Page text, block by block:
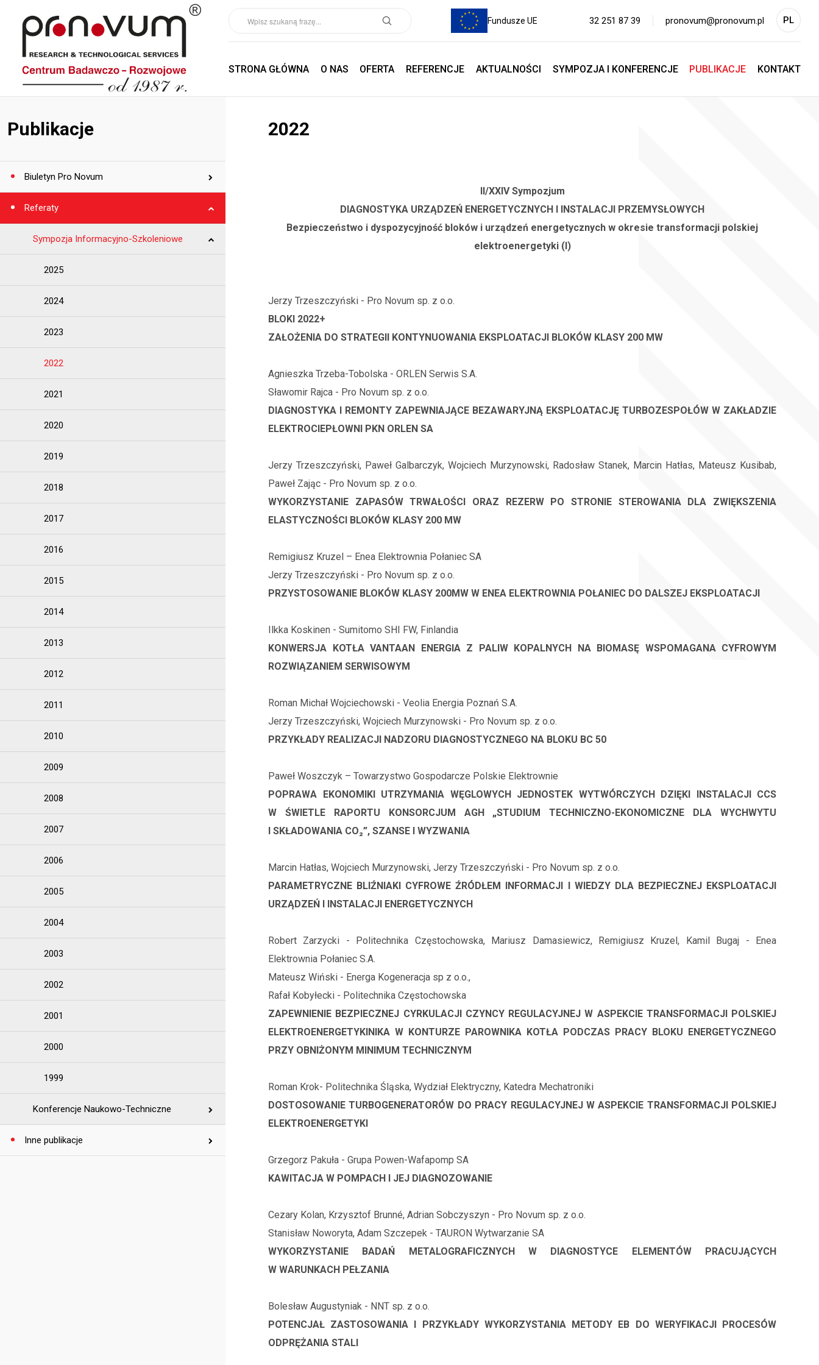
Fundusze UE 32 251 87 39 pronovum@pronovum.pl PL
EN
STRONA GŁÓWNA O NAS OFERTA REFERENCJE AKTUALNOŚCI SYMPOZJA I KONFERENCJE PUBLIKACJE KONTAKT
Publikacje
Biuletyn Pro Novum
Referaty
Sympozja Informacyjno-Szkoleniowe
2025
2024
2023
2022
2021
2020
2019
2018
2017
2016
2015
2014
2013
2012
2011
2010
2009
2008
2007
2006
2005
2004
2003
2002
2001
2000
1999
Konferencje Naukowo-Techniczne
Inne publikacje
2022
II/XXIV Sympozjum
DIAGNOSTYKA URZĄDZEŃ ENERGETYCZNYCH I INSTALACJI PRZEMYSŁOWYCH
Bezpieczeństwo i dyspozycyjność bloków i urządzeń energetycznych w okresie transformacji polskiej
elektroenergetyki (I)
Jerzy Trzeszczyński - Pro Novum sp. z o.o.
BLOKI 2022+
ZAŁOŻENIA DO STRATEGII KONTYNUOWANIA EKSPLOATACJI BLOKÓW KLASY 200 MW
Agnieszka Trzeba-Tobolska - ORLEN Serwis S.A.
Sławomir Rajca - Pro Novum sp. z o.o.
DIAGNOSTYKA I REMONTY ZAPEWNIAJĄCE BEZAWARYJNĄ EKSPLOATACJĘ TURBOZESPOŁÓW W ZAKŁADZIE
ELEKTROCIEPŁOWNI PKN ORLEN SA
Jerzy Trzeszczyński, Paweł Galbarczyk, Wojciech Murzynowski, Radosław Stanek, Marcin Hatłas, Mateusz Kusibab,
Paweł Zając - Pro Novum sp. z o.o.
WYKORZYSTANIE ZAPASÓW TRWAŁOŚCI ORAZ REZERW PO STRONIE STEROWANIA DLA ZWIĘKSZENIA
ELASTYCZNOŚCI BLOKÓW KLASY 200 MW
Remigiusz Kruzel – Enea Elektrownia Połaniec SA
Jerzy Trzeszczyński - Pro Novum sp. z o.o.
PRZYSTOSOWANIE BLOKÓW KLASY 200MW W ENEA ELEKTROWNIA POŁANIEC DO DALSZEJ EKSPLOATACJI
Ilkka Koskinen - Sumitomo SHI FW, Finlandia
KONWERSJA KOTŁA VANTAAN ENERGIA Z PALIW KOPALNYCH NA BIOMASĘ WSPOMAGANA CYFROWYM
ROZWIĄZANIEM SERWISOWYM
Roman Michał Wojciechowski - Veolia Energia Poznań S.A.
Jerzy Trzeszczyński, Wojciech Murzynowski - Pro Novum sp. z o.o.
PRZYKŁADY REALIZACJI NADZORU DIAGNOSTYCZNEGO NA BLOKU BC 50
Paweł Woszczyk – Towarzystwo Gospodarcze Polskie Elektrownie
POPRAWA EKONOMIKI UTRZYMANIA WĘGLOWYCH JEDNOSTEK WYTWÓRCZYCH DZIĘKI INSTALACJI CCS
W ŚWIETLE RAPORTU KONSORCJUM AGH „STUDIUM TECHNICZNO-EKONOMICZNE DLA WYCHWYTU
I SKŁADOWANIA CO₂”, SZANSE I WYZWANIA
Marcin Hatłas, Wojciech Murzynowski, Jerzy Trzeszczyński - Pro Novum sp. z o.o.
PARAMETRYCZNE BLIŹNIAKI CYFROWE ŹRÓDŁEM INFORMACJI I WIEDZY DLA BEZPIECZNEJ EKSPLOATACJI
URZĄDZEŃ I INSTALACJI ENERGETYCZNYCH
Robert Zarzycki - Politechnika Częstochowska, Mariusz Damasiewicz, Remigiusz Kruzel, Kamil Bugaj - Enea
Elektrownia Połaniec S.A.
Mateusz Wiński - Energa Kogeneracja sp z o.o.,
Rafał Kobyłecki - Politechnika Częstochowska
ZAPEWNIENIE BEZPIECZNEJ CYRKULACJI CZYNCY REGULACYJNEJ W ASPEKCIE TRANSFORMACJI POLSKIEJ
ELEKTROENERGETYKINIKA W KONTURZE PAROWNIKA KOTŁA PODCZAS PRACY BLOKU ENERGETYCZNEGO
PRZY OBNIŻONYM MINIMUM TECHNICZNYM
Roman Krok- Politechnika Śląska, Wydział Elektryczny, Katedra Mechatroniki
DOSTOSOWANIE TURBOGENERATORÓW DO PRACY REGULACYJNEJ W ASPEKCIE TRANSFORMACJI POLSKIEJ
ELEKTROENERGETYKI
Grzegorz Pakuła - Grupa Powen-Wafapomp SA
KAWITACJA W POMPACH I JEJ DIAGNOZOWANIE
Cezary Kolan, Krzysztof Brunné, Adrian Sobczyszyn - Pro Novum sp. z o.o.
Stanisław Noworyta, Adam Szczepek - TAURON Wytwarzanie SA
WYKORZYSTANIE BADAŃ METALOGRAFICZNYCH W DIAGNOSTYCE ELEMENTÓW PRACUJĄCYCH
W WARUNKACH PEŁZANIA
Bolesław Augustyniak - NNT sp. z o.o.
POTENCJAŁ ZASTOSOWANIA I PRZYKŁADY WYKORZYSTANIA METODY EB DO WERYFIKACJI PROCESÓW
ODPRĘŻANIA STALI